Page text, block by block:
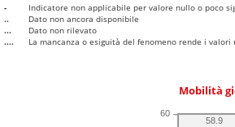
-
Indicatore non applicabile per valore nullo o poco
..
Dato non ancora disponibile
...
Dato non rilevato
....
La mancanza o esiguità del fenomeno rende i valori
Mobilità
60
58.9